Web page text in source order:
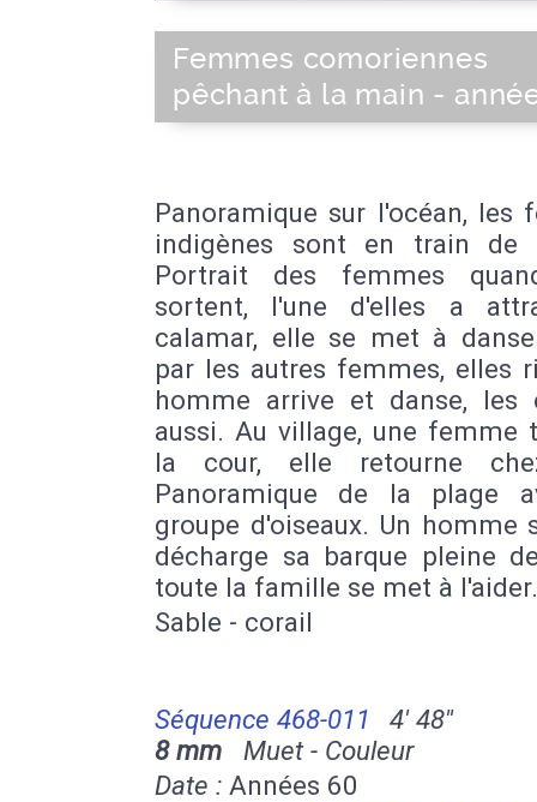
Femmes comoriennes
pêchant à la main -
Panoramique sur l'océan, les
indigènes sont en train de
Portrait des femmes
sortent, l'une d'elles a
calamar, elle se met à
par les autres femmes, elles
homme arrive et danse, les
aussi. Au village, une femme
la cour, elle retourne
Panoramique de la plage
groupe d'oiseaux. Un homme
décharge sa barque pleine
toute la famille se met à l'aider.
Sable - corail
Séquence 468-011
4' 48''
8 mm Muet - Couleur
Date : Années 60